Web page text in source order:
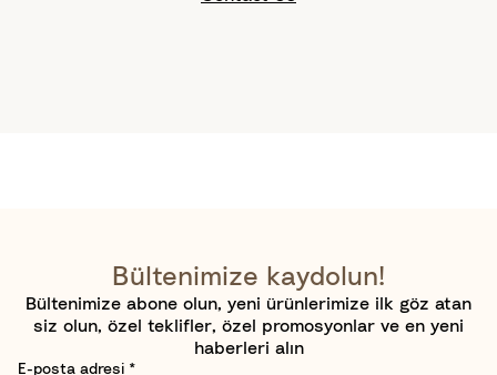
Bültenimize kaydolun!
Bültenimize abone olun, yeni ürünlerimize ilk göz atan
siz olun, özel teklifler, özel promosyonlar ve en yeni
haberleri alın
E-posta adresi *